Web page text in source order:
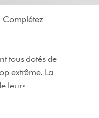
Complétez
tous dotés de
extrême. La
leurs